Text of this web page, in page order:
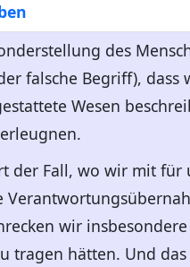
des
falsche Begriff),
Wesen
der Fall, wo wir mit
wir
tragen hätten. Und